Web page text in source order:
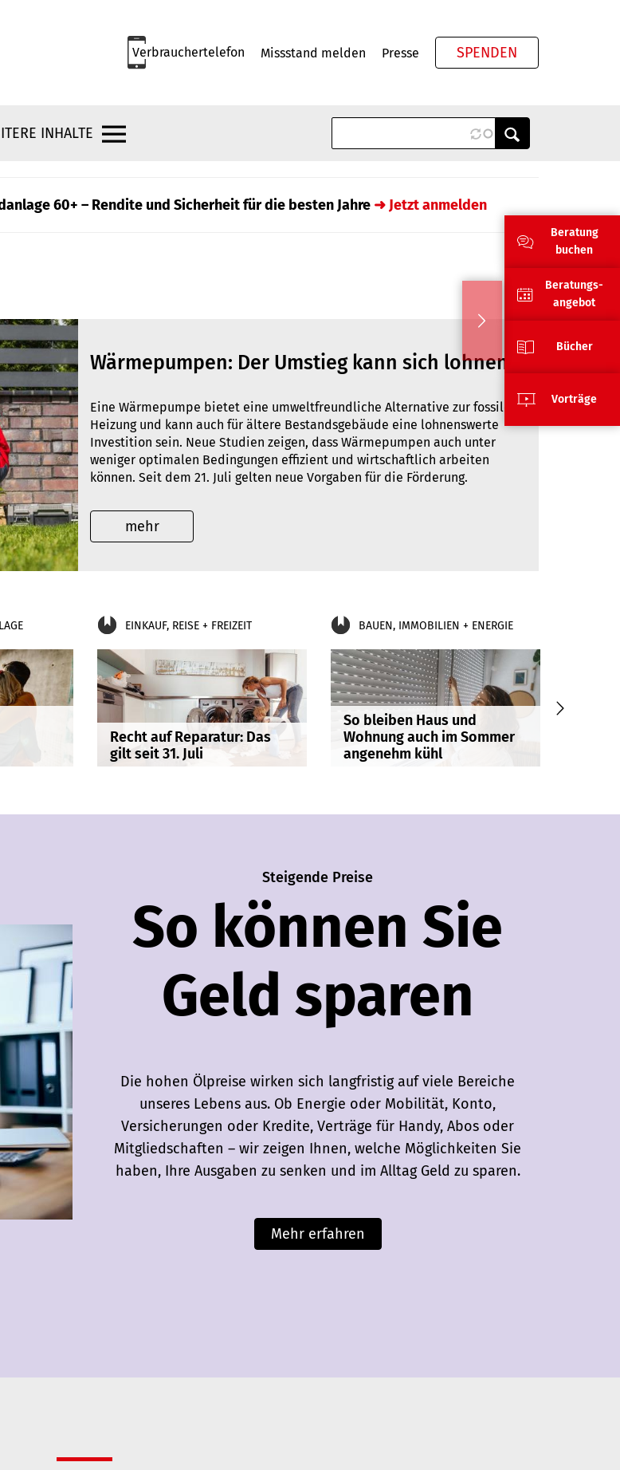
Verbrauchertelefon Missstand melden Presse SPENDEN
INHALTE
60+ – Rendite und Sicherheit für die besten Jahre ➜ Jetzt anmelden
Wärmepumpen: Der Umstieg kann sich lohnen
Eine Wärmepumpe bietet eine umweltfreundliche Alternative zur fossilen
Heizung und kann auch für ältere Bestandsgebäude eine lohnenswerte
Investition sein. Neue Studien zeigen, dass Wärmepumpen auch unter
weniger optimalen Bedingungen effizient und wirtschaftlich arbeiten
können. Seit dem 21. Juli gelten neue Vorgaben für die Förderung.
mehr
EINKAUF, REISE + FREIZEIT
Recht auf Reparatur: Das
gilt seit 31. Juli
BAUEN, IMMOBILIEN + ENERGIE
So bleiben Haus und
Wohnung auch im Sommer
angenehm kühl
Steigende Preise
So können Sie
Geld sparen
Die hohen Ölpreise wirken sich langfristig auf viele Bereiche
unseres Lebens aus. Ob Energie oder Mobilität, Konto,
Versicherungen oder Kredite, Verträge für Handy, Abos oder
Mitgliedschaften – wir zeigen Ihnen, welche Möglichkeiten Sie
haben, Ihre Ausgaben zu senken und im Alltag Geld zu sparen.
Mehr erfahren
Beratung
buchen
Beratungs-
angebot
Bücher
Vorträge